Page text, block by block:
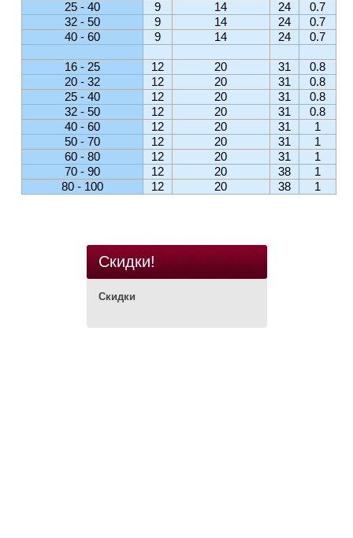
Скидки!
Скидки
25 - 40
9 14 24
0.7
32 - 50
9 14 24
0.7
40 - 60
9 14 24 0.7
16 - 25 12 20 31
0.8
20 - 32
12 20 31
0.8
25 - 40
12 20 31
0.8
32 - 50
12 20 31
0.8
40 - 60
12 20 31
1
50 - 70
12 20 31
1
60 - 80
12 20 31
1
70 - 90
12 20 38
1
80 - 100
12 20 38 1